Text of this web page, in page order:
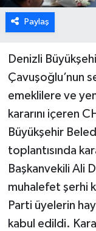
Paylaş
Denizli
Çavuşoğlu’nun
emeklilere ve
kararını içeren
Büyükşehir
toplantısında
Başkanvekili Ali
muhalefet şerhi
Parti üyelerin
kabul edildi.